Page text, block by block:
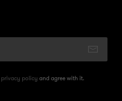
privacy policy and agree with it.